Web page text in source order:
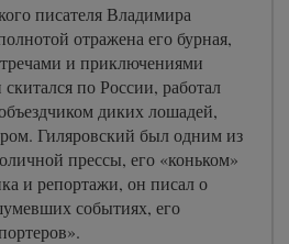
писателя Владимира
отражена его бурная,
и приключениями
по России, работал
диких лошадей,
Гиляровский был одним из
прессы, его «коньком»
и репортажи, он писал о
событиях, его